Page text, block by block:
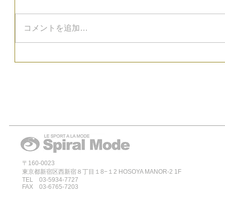
コメントを追加…
〒160-0023
東京都新宿区西新宿８丁目１8−１2 HOSOYA MANOR-2 1F
TEL 03-5934-7727
FAX 03-6765-7203